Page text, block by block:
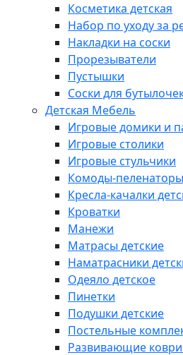
Косметика детская
Набор по уходу за
Накладки на соски
Прорезыватели
Пустышки
Соски для
Детская Мебель
Игровые домики и
Игровые столики
Игровые стульчики
Комоды-пеленаторы
Кресла-качалки
Кроватки
Манежи
Матрасы детские
Наматрасники
Одеяло детское
Пинетки
Подушки детские
Постельные
Развивающие